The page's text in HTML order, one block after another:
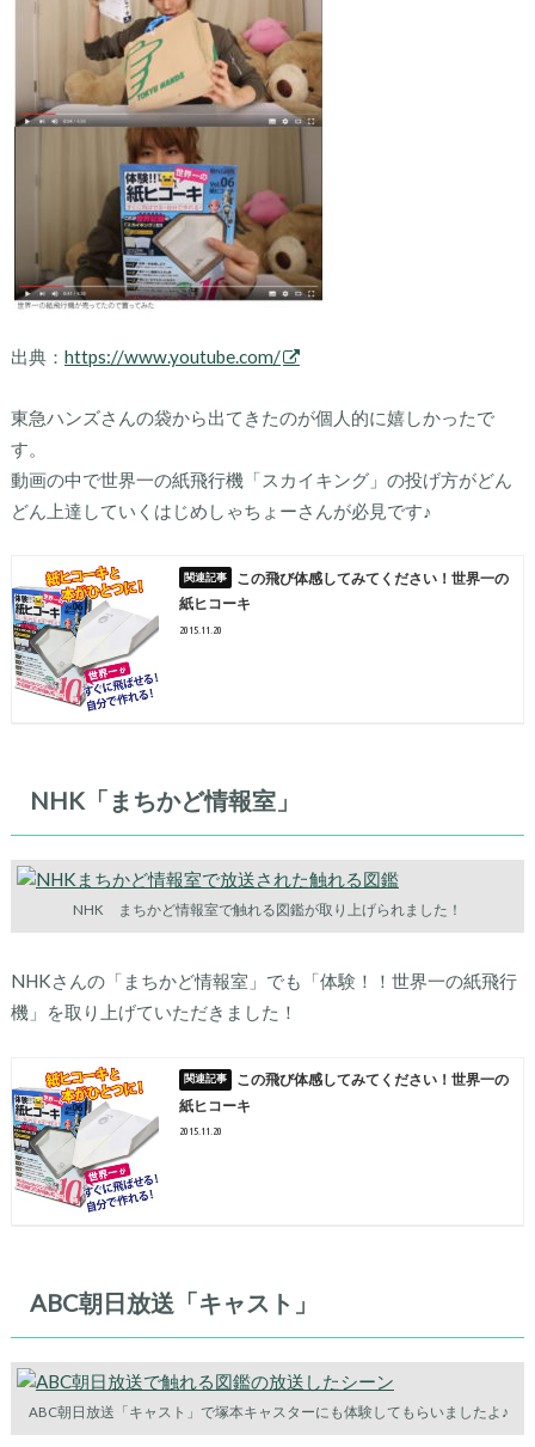
出典： https://www.youtube.com/
東急ハンズさんの袋から出てきたのが個人的に嬉しかったで
す。
動画の中で世界一の紙飛行機「スカイキング」の投げ方がどん
どん上達していくはじめしゃちょーさんが必見です♪
この飛び体感してみてください！世界一の
紙ヒコーキ
2015.11.20
NHK「まちかど情報室」
NHK まちかど情報室で触れる図鑑が取り上げられました！
NHKさんの「まちかど情報室」でも「体験！！世界一の紙飛行
機」を取り上げていただきました！
この飛び体感してみてください！世界一の
紙ヒコーキ
2015.11.20
ABC朝日放送「キャスト」
ABC朝日放送「キャスト」で塚本キャスターにも体験してもらいましたよ♪